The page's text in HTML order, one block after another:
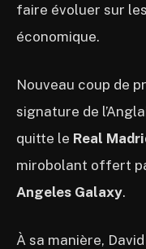
faire évoluer sur
économique.
Nouveau coup de
signature de
quitte le Real
mirobolant offert
Angeles Galaxy.
À sa manière,